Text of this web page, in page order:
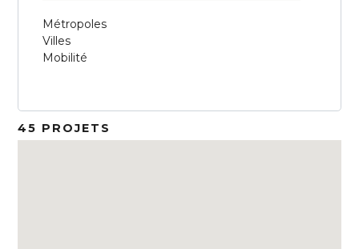
Métropoles
Villes
Mobilité
45 PROJETS